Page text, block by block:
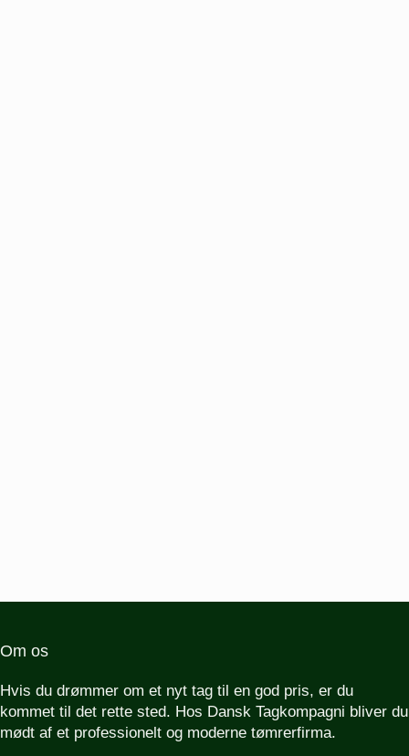
Om os
Hvis du drømmer om et nyt tag til en god pris, er du
kommet til det rette sted. Hos Dansk Tagkompagni bliver du
mødt af et professionelt og moderne tømrerfirma.